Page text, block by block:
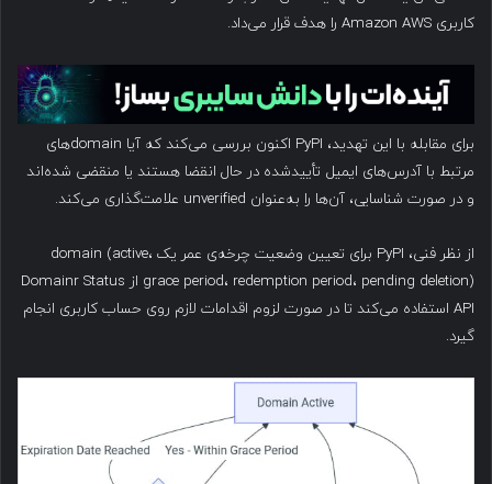
کاربری Amazon AWS را هدف قرار می‌داد.
برای مقابله با این تهدید، PyPI اکنون بررسی می‌کند که آیا domain‌های
مرتبط با آدرس‌های ایمیل تأییدشده در حال انقضا هستند یا منقضی شده‌اند
و در صورت شناسایی، آن‌ها را به‌عنوان unverified علامت‌گذاری می‌کند.
از نظر فنی، PyPI برای تعیین وضعیت چرخه‌ی عمر یک domain (active،
grace period، redemption period، pending deletion) از Domainr Status
API استفاده می‌کند تا در صورت لزوم اقدامات لازم روی حساب کاربری انجام
گیرد.